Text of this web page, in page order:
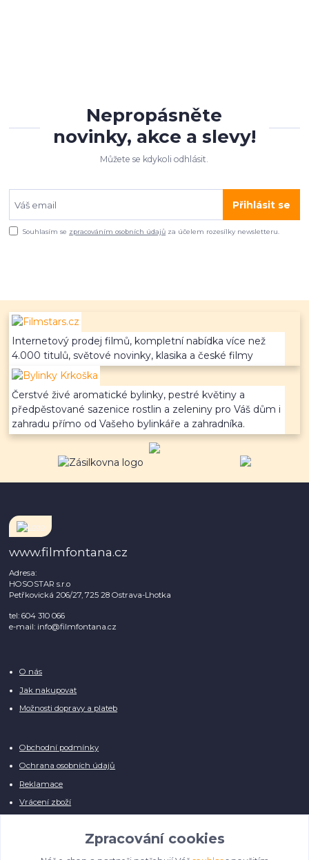
Nepropásněte
novinky, akce a slevy!
Můžete se kdykoli odhlásit.
Přihlásit se
Souhlasím se zpracováním osobních údajů za účelem rozesílky newsletteru.
Internetový prodej filmů, kompletní nabídka více než
4.000 titulů, světové novinky, klasika a české filmy
Čerstvé živé aromatické bylinky, pestré květiny a
předpěstované sazenice rostlin a zeleniny pro Váš dům i
zahradu přímo od Vašeho bylinkáře a zahradníka.
www.filmfontana.cz
Adresa:
HOSOSTAR s.r.o
Petřkovická 206/27, 725 28 Ostrava-Lhotka
tel: 604 310 066
e-mail: info@filmfontana.cz
O nás
Jak nakupovat
Možnosti dopravy a plateb
Obchodní podmínky
Ochrana osobních údajů
Reklamace
Vrácení zboží
Zpracování cookies